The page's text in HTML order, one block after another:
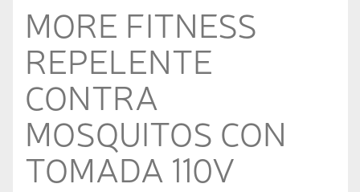
MORE FITNESS
REPELENTE
CONTRA
MOSQUITOS CON
TOMADA 110V